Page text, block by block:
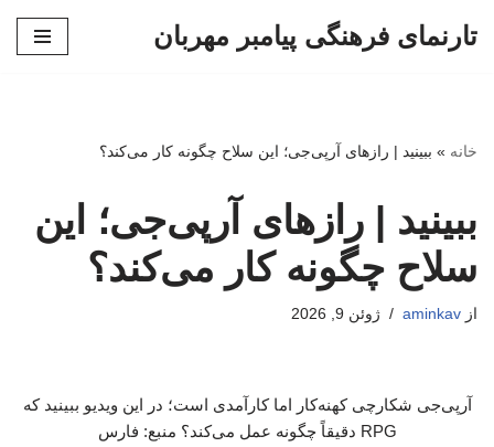
تارنمای فرهنگی پیامبر مهربان
خانه » ببینید | رازهای آرپی‌جی؛ این سلاح چگونه کار می‌کند؟
ببینید | رازهای آرپی‌جی؛ این
سلاح چگونه کار می‌کند؟
از aminkav ژوئن 9, 2026
آرپی‌جی شکارچی کهنه‌کار اما کارآمدی است؛ در این ویدیو ببینید که
RPG دقیقاً چگونه عمل می‌کند؟ منبع: فارس